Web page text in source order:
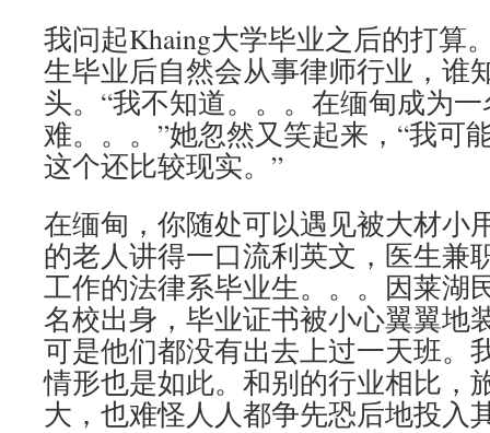
我问起Khaing大学毕业之后的打算
生毕业后自然会从事律师行业，谁
头。“我不知道。。。在缅甸成为
难。。。”她忽然又笑起来，“我可
这个还比较现实。”
在缅甸，你随处可以遇见被大材小
的老人讲得一口流利英文，医生兼
工作的法律系毕业生。。。因莱湖
名校出身，毕业证书被小心翼翼地
可是他们都没有出去上过一天班。
情形也是如此。和别的行业相比，
大，也难怪人人都争先恐后地投入